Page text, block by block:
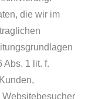
die wir im
Abs. 1 lit. f.
Websitebesucher